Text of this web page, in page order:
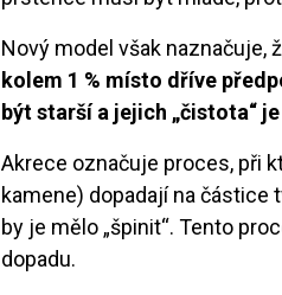
Nový model však naznačuje,
kolem 1 % místo dříve
být starší a jejich „čistota“
Akrece označuje proces, při
kamene) dopadají na částice
by je mělo „špinit“. Tento
dopadu.